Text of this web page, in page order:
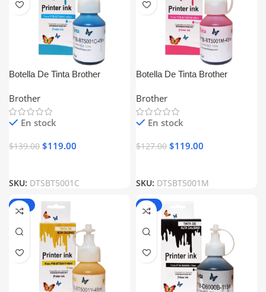
Botella De Tinta Brother
Brother
En stock
$139.00 $119.00
SKU: DTSBT5001C
Botella De Tinta Brother
Brother
En stock
$127.00 $119.00
SKU: DTSBT5001M
-15% -17%